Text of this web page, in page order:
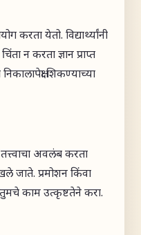
करता येतो. विद्यार्थ्यांनी
न करता ज्ञान प्राप्त
शिकण्याच्या
तत्त्वाचा अवलंब करता
प्रमोशन किंवा
काम उत्कृष्टतेने करा.